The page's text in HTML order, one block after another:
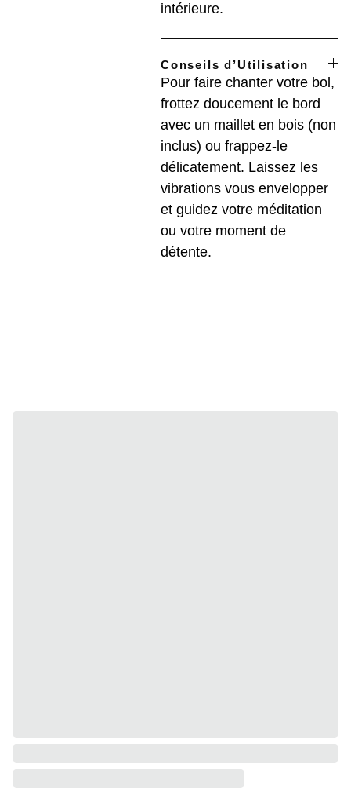
intérieure.
Conseils d’Utilisation
Pour faire chanter votre bol,
frottez doucement le bord
avec un maillet en bois (non
inclus) ou frappez-le
délicatement. Laissez les
vibrations vous envelopper
et guidez votre méditation
ou votre moment de
détente.